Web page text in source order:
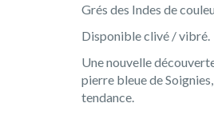
Grés des Indes de
Disponible clivé / vibré.
Une nouvelle
pierre bleue de
tendance.